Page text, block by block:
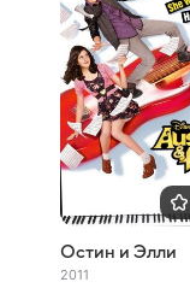
Остин и Элли
2011